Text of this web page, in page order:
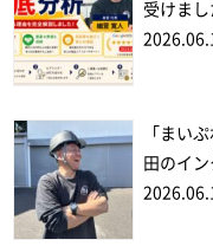
受けまし
「まい
田のイ